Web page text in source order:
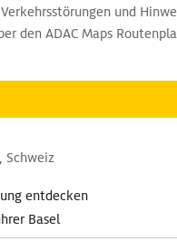
und
den ADAC Maps
Schweiz
entdecken
Basel